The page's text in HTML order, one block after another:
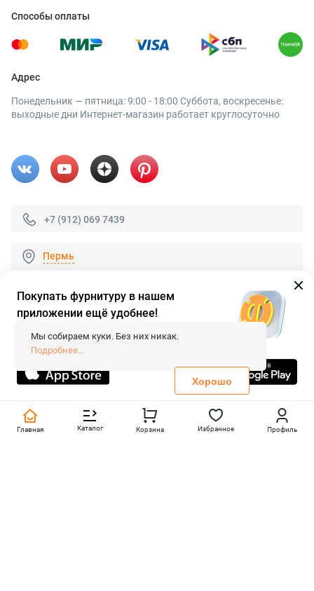
Способы оплаты
Адрес
Понедельник — пятница: 9:00 - 18:00 Суббота, воскресенье:
выходные дни Интернет-магазин работает круглосуточно
+7 (912) 069 7439
Пермь
© 2026 «FieraShop.ru»
Сопровождение сайта
- Вебформат.
Все права защищены.
Не является публичной офертой
Политика конфиденциальности
Главная Каталог Корзина Избранное Профиль
Покупать фурнитуру в нашем
приложении ещё удобнее!
Мы собираем куки. Без них никак.
Подробнее...
Хорошо